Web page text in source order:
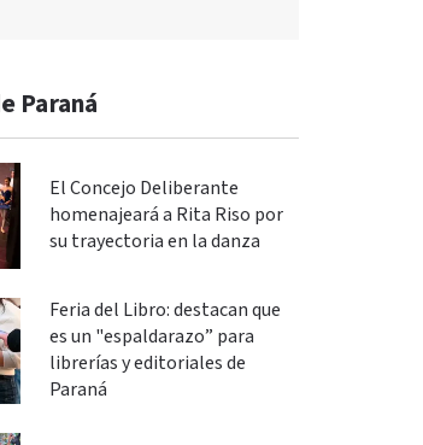
Paraná
El Concejo Deliberante
homenajeará a Rita Riso por
su trayectoria en la danza
Feria del Libro: destacan que
es un "espaldarazo” para
librerías y editoriales de
Paraná